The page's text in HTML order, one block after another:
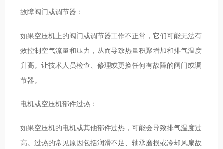
故障阀门或调节器：
如果空压机上的阀门或调节器工作不正常，它们可能无法有
效控制空气流量和压力，从而导致热量积聚增加和排气温度
升高。让技术人员检查、修理或更换任何有故障的阀门或调
节器。
电机或空压机部件过热：
如果空压机的电机或其他部件过热，可能会导致排气温度过
高。过热的常见原因包括润滑不足、轴承磨损或冷却风扇故